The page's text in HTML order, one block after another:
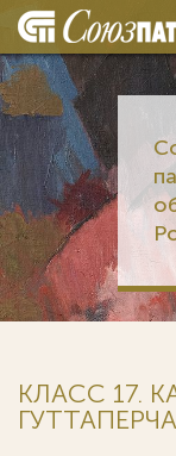
КЛАСС 17.